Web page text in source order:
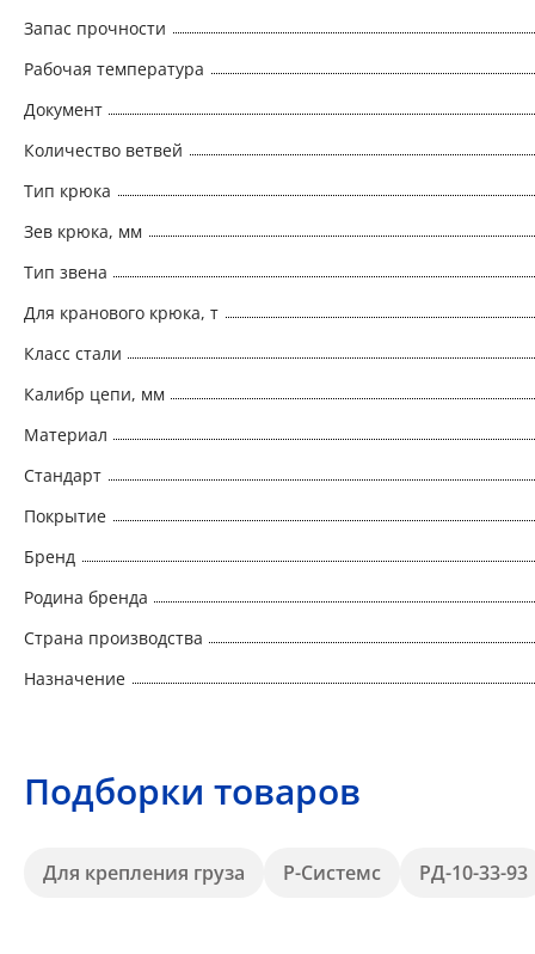
Запас прочности
Рабочая температура
Документ
Количество ветвей
Тип крюка
Зев крюка, мм
Тип звена
Для кранового крюка, т
Класс стали
Калибр цепи, мм
Материал
Стандарт
Покрытие
Бренд
Родина бренда
Страна производства
Назначение
Подборки товаров
Для крепления груза Р-Системс РД-10-33-93